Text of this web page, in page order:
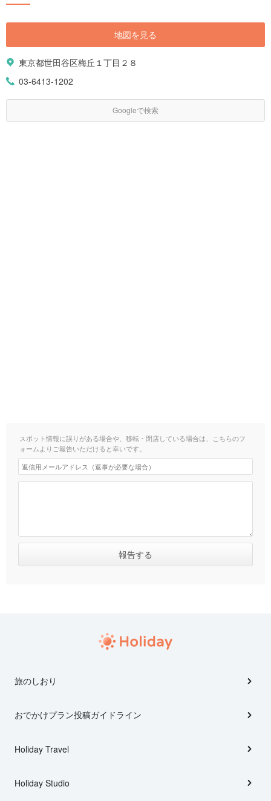
地図を見る
東京都世田谷区梅丘１丁目２８
03-6413-1202
Googleで検索
スポット情報に誤りがある場合や、移転・閉店している場合は、こちらのフ
ォームよりご報告いただけると幸いです。
旅のしおり
おでかけプラン投稿ガイドライン
Holiday Travel
Holiday Studio